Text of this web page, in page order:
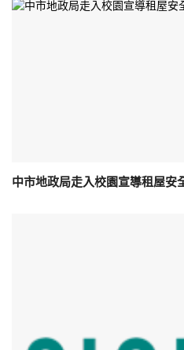
中市地政局走入校園宣導租屋